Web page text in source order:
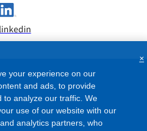
linkedin
your experience on our
and ads, to provide
to analyze our traffic. We
use of our website with our
analytics partners, who
×